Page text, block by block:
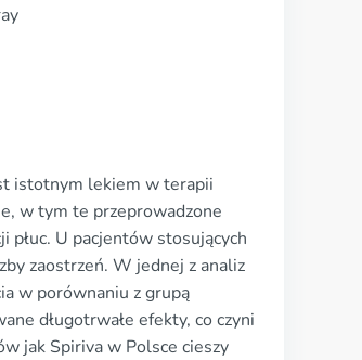
istotnym lekiem w terapii
w tym te przeprowadzone
płuc. U pacjentów stosujących
zaostrzeń. W jednej z analiz
w porównaniu z grupą
długotrwałe efekty, co czyni
jak Spiriva w Polsce cieszy